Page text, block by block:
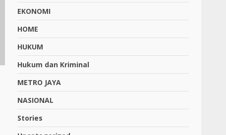
EKONOMI
HOME
HUKUM
Hukum dan Kriminal
METRO JAYA
NASIONAL
Stories